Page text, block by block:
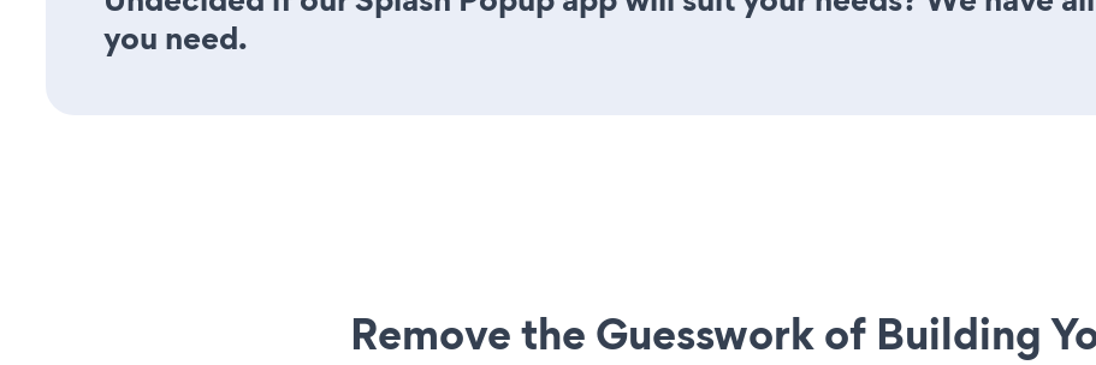
you need.
Remove the Guesswork of Building